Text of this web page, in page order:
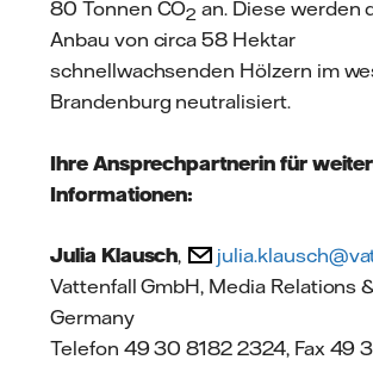
80 Tonnen CO2 an. Diese werden
Anbau von circa 58 Hektar
schnellwachsenden Hölzern im
Brandenburg neutralisiert.
Ihre Ansprechpartnerin für
Informationen:
Julia Klausch,
Vattenfall GmbH, Media Relations
Germany
Telefon 49 30 8182 2324, Fax 49